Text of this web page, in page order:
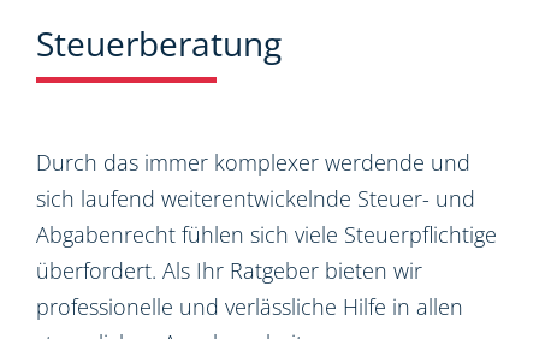
Steuerberatung
Durch das immer komplexer werdende und
sich laufend weiterentwickelnde Steuer- und
Abgabenrecht fühlen sich viele Steuerpflichtige
überfordert. Als Ihr Ratgeber bieten wir
professionelle und verlässliche Hilfe in allen